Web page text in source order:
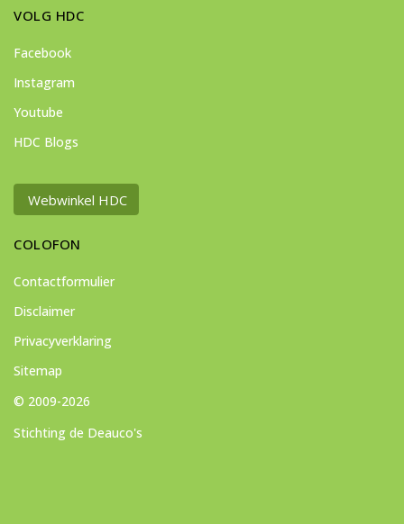
VOLG HDC
Facebook
Instagram
Youtube
HDC Blogs
Webwinkel HDC
COLOFON
Contactformulier
Disclaimer
Privacyverklaring
Sitemap
© 2009-2026
Stichting de Deauco's